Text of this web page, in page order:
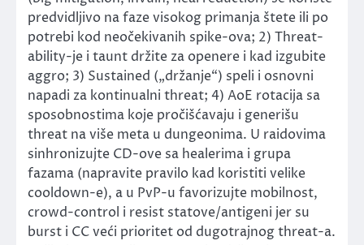
predvidljivo na faze visokog primanja štete ili po
potrebi kod neočekivanih spike-ova; 2) Threat-
ability-je i taunt držite za openere i kad izgubite
aggro; 3) Sustained („držanje“) speli i osnovni
napadi za kontinualni threat; 4) AoE rotacija sa
sposobnostima koje pročišćavaju i generišu
threat na više meta u dungeonima. U raidovima
sinhronizujte CD-ove sa healerima i grupa
fazama (napravite pravilo kad koristiti velike
cooldown-e), a u PvP-u favorizujte mobilnost,
crowd-control i resist statove/antigeni jer su
burst i CC veći prioritet od dugotrajnog threat-a.